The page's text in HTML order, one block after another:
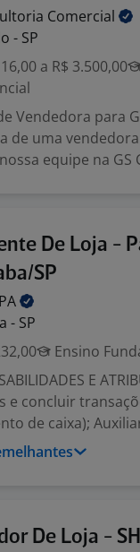
Comercial
- SP
a R$ 3.500,00
Vendedora para
de uma
equipe na GS
De Loja -
SP
- SP
Ensino
E
e concluir
de caixa);
De Loja -